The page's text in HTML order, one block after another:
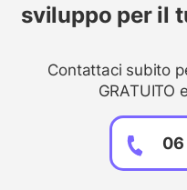
sviluppo per il
Contattaci subito
GRATUITO
06